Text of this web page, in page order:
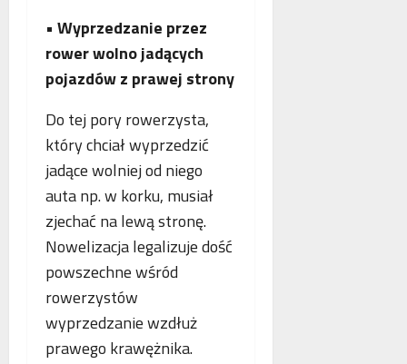
• Wyprzedzanie przez
rower wolno jadących
pojazdów z prawej strony
Do tej pory rowerzysta,
który chciał wyprzedzić
jadące wolniej od niego
auta np. w korku, musiał
zjechać na lewą stronę.
Nowelizacja legalizuje dość
powszechne wśród
rowerzystów
wyprzedzanie wzdłuż
prawego krawężnika.